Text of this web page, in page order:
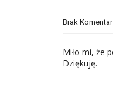
Brak
Miło mi, że
Dziękuję.